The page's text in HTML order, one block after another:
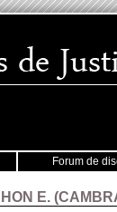
Forum de
E. (